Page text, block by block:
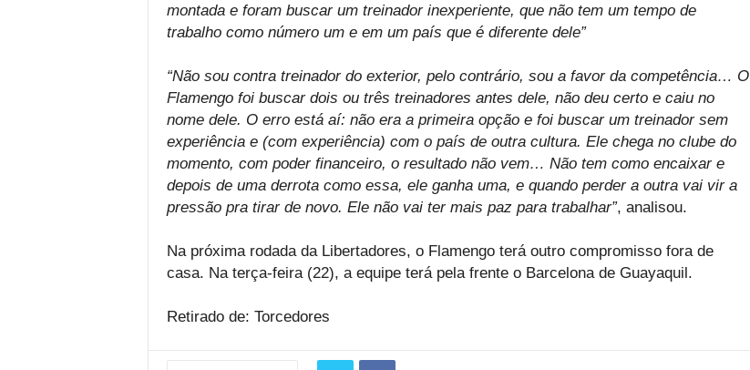
montada e foram buscar um treinador inexperiente, que não tem um tempo de
trabalho como número um e em um país que é diferente dele”
“Não sou contra treinador do exterior, pelo contrário, sou a favor da competência… O
Flamengo foi buscar dois ou três treinadores antes dele, não deu certo e caiu no
nome dele. O erro está aí: não era a primeira opção e foi buscar um treinador sem
experiência e (com experiência) com o país de outra cultura. Ele chega no clube do
momento, com poder financeiro, o resultado não vem… Não tem como encaixar e
depois de uma derrota como essa, ele ganha uma, e quando perder a outra vai vir a
pressão pra tirar de novo. Ele não vai ter mais paz para trabalhar”, analisou.
Na próxima rodada da Libertadores, o Flamengo terá outro compromisso fora de
casa. Na terça-feira (22), a equipe terá pela frente o Barcelona de Guayaquil.
Retirado de: Torcedores